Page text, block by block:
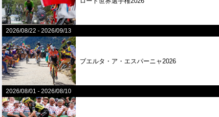
2026/08/22 -2026/09/13
ブエルタ・ア・エスパーニャ2026
2026/08/01 -2026/08/10